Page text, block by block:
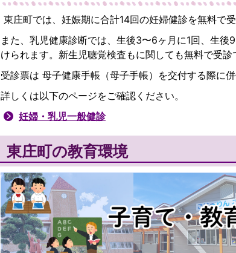
東庄町では、妊娠期に合計14回の妊婦健診を無料で受
また、乳児健康診断では、生後3〜6ヶ月に1回、生後
けられます。新生児聴覚検査もに関しても無料で受診
受診票は 母子健康手帳（母子手帳）を交付する際に併
詳しくは以下のページをご確認ください。
妊婦・乳児一般健診
東庄町の教育環境